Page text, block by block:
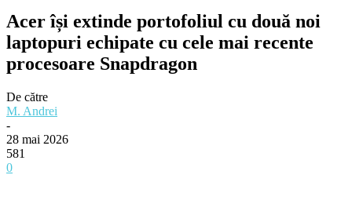
Acer își extinde portofoliul cu două noi
laptopuri echipate cu cele mai recente
procesoare Snapdragon
De către
M. Andrei
-
28 mai 2026
581
0